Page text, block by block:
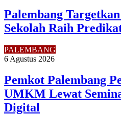
Palembang
Sekolah Raih
PALEMBANG
6 Agustus 2026
Pemkot Palembang
UMKM Lewat
Digital